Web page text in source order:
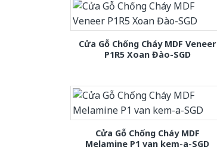
Cửa Gỗ Chống Cháy MDF Veneer
P1R5 Xoan Đào-SGD
Cửa Gỗ Chống Cháy MDF
Melamine P1 van kem-a-SGD